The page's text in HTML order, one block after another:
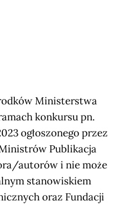
Ministerstwa
konkursu pn.
ogłoszonego przez
Publikacja
autorów i nie może
stanowiskiem
oraz Fundacji